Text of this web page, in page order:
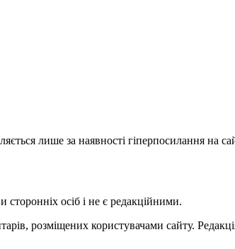
лише за наявності гіперпосилання на
сторонніх осіб і не є редакційними.
розміщених користувачами сайту.